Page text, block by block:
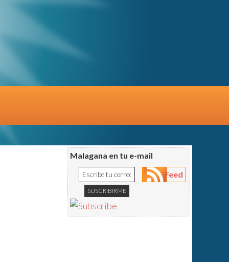
Malagana en tu e-mail
Feed